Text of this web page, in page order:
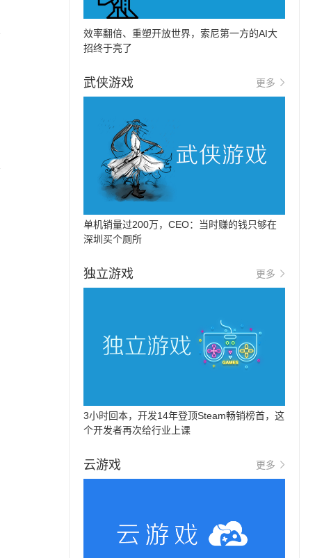
效率翻倍、重塑开放世界，索尼第一方的AI大
招终于亮了
武侠游戏 更多
单机销量过200万，CEO：当时赚的钱只够在
深圳买个厕所
独立游戏 更多
3小时回本，开发14年登顶Steam畅销榜首，这
个开发者再次给行业上课
云游戏 更多